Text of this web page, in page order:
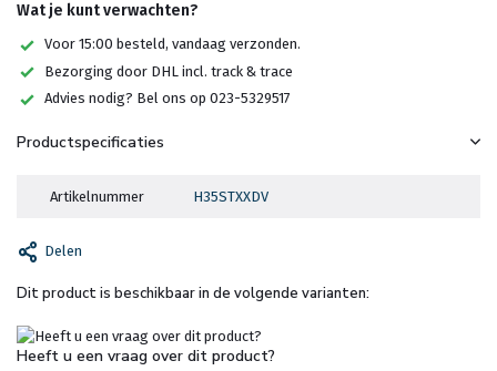
Wat je kunt verwachten?
Voor 15:00 besteld, vandaag verzonden.
Bezorging door DHL incl. track & trace
Advies nodig? Bel ons op 023-5329517
Productspecificaties
Artikelnummer H35STXXDV
Delen
Dit product is beschikbaar in de volgende varianten:
Heeft u een vraag over dit product?